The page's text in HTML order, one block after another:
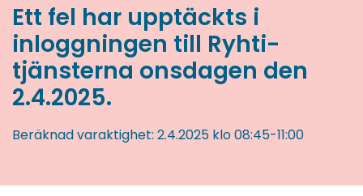
Ett fel har upptäckts i
inloggningen till Ryhti-
tjänsterna onsdagen den
2.4.2025.
Beräknad varaktighet: 2.4.2025 klo 08:45-11:00